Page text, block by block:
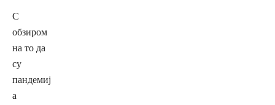
С
обзиром
на то да
су
пандемиј
а